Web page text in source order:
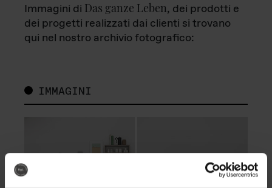
Immagini di Das ganze Leben, dei prodotti e
dei progetti realizzati dai clienti si trovano
qui nel nostro archivio fotografico:
IMMAGINI